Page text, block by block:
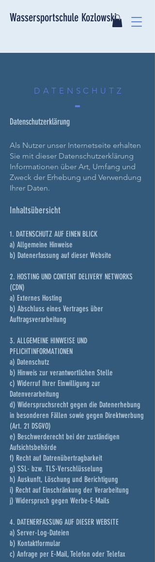
Wassersportschule Kozlowski
DATENSCHUTZ
Datenschutzerklärung
Als Nutzer unser Internetseite erhalten
Sie mit dieser Datenschutzerklärung
Informationen über Art, Umfang und
Zweck der Erhebung und Verwendung
Ihrer Daten.
Inhaltsübersicht
1. DATENSCHUTZ AUF EINEN BLICK
a) Allgemeine Hinweise
b) Datenerfassung auf dieser Website
2. HOSTING UND CONTENT DELIVERY NETWORKS
(CDN)
a) Externes Hosting
b) Abschluss eines Vertrages über
Auftragsverarbeitung
3. ALLGEMEINE HINWEISE UND
PFLICHTINFORMATIONEN
a) Datenschutz
b) Hinweis zur verantwortlichen Stelle
c) Widerruf Ihrer Einwilligung zur
Datenverarbeitung
d) Widerspruchsrecht gegen die Datenerhebung
in besonderen Fällen sowie gegen Direktwerbung
(Art. 21 DSGVO)
e) Beschwerderecht bei der zuständigen
Aufsichtsbehörde
f) Recht auf Datrenübertragbarkeit
g) SSL- bzw. TLS-Verschlüsselung
h) Auskunft, Löschung und Berichtigung
i) Recht auf Einschränkung der Verarbeitung
j) Widerspruch gegen Werbe-E-Mails
4. DATENERFASSUNG AUF DIESER WEBSITE
a) Server-Log-Dateien
b) Kontaktformular
c) Anfrage per E-Mail, Telefon oder Telefax